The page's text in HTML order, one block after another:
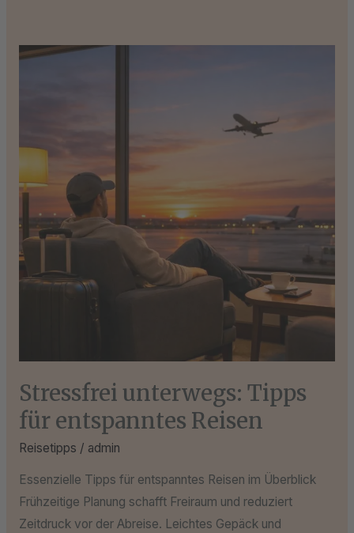
Stressfrei unterwegs: Tipps
für entspanntes Reisen
Reisetipps / admin
Essenzielle Tipps für entspanntes Reisen im Überblick
Frühzeitige Planung schafft Freiraum und reduziert
Zeitdruck vor der Abreise. Leichtes Gepäck und
Stressfrei